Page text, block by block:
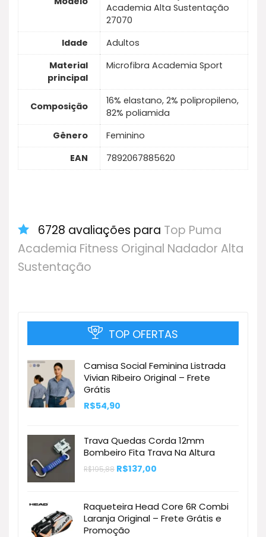
Academia Alta Sustentação
27070
Idade
Adultos
Material
principal
Microfibra Academia Sport
Composição
16% elastano, 2% polipropileno,
82% poliamida
Gênero
Feminino
EAN
7892067885620
6728 avaliações para Top Puma
Academia Fitness Original Nadador Alta
Sustentação
TOP OFERTAS
Camisa Social Feminina Listrada
Vivian Ribeiro Original – Frete
Grátis
R$54,90
Trava Quedas Corda 12mm
Bombeiro Fita Trava Na Altura
R$195,88 O
R$195,88.
R$137,00
R$137,00.
Raqueteira Head Core 6R Combi
Laranja Original – Frete Grátis e
Promoção